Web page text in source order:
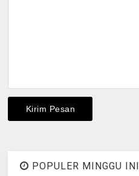
POPULER MINGGU INI